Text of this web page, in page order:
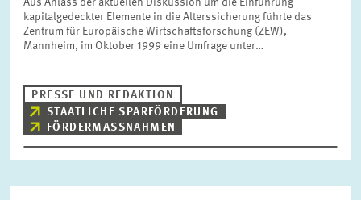
EXPERTENLISTE
MEHR ZUM ZEW
Aus Anlass der aktuellen Diskussion um die Einführung
kapitalgedeckter Elemente in die Alterssicherung führte das
Zentrum für Europäische Wirtschaftsforschung (ZEW),
Mannheim, im Oktober 1999 eine Umfrage unter…
PRESSE UND REDAKTION
STAATLICHE SPARFÖRDERUNG
FÖRDERMASSNAHMEN